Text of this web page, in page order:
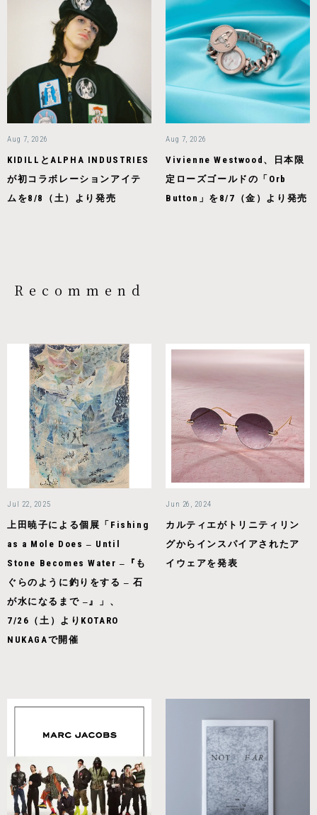
Aug 7, 2026
KIDILLとALPHA INDUSTRIES
が初コラボレーションアイテ
ムを8/8（土）より発売
Aug 7, 2026
Vivienne Westwood、日本限
定ローズゴールドの「Orb
Button」を8/7（金）より発売
Recommend
Jul 22, 2025
上田暁子による個展「Fishing
as a Mole Does ‒ Until
Stone Becomes Water ‒『も
ぐらのように釣りをする ‒ 石
が水になるまで ‒』」、
7/26（土）よりKOTARO
NUKAGAで開催
Jun 26, 2024
カルティエがトリニティリン
グからインスパイアされたア
イウェアを発表